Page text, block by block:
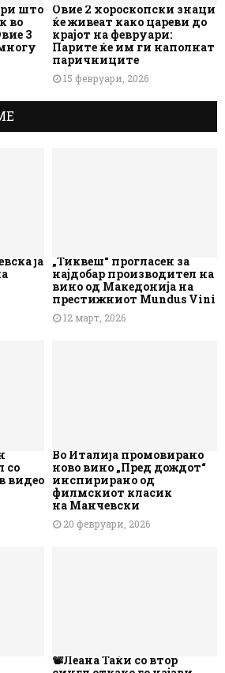
што
во
3
Овие 2 хороскопски знаци
ќе живеат како цареви до
крајот на февруари:
Парите ќе им ги наполнат
паричниците
15 февруари, 2026
ја
„Тиквеш“ прогласен за
најдобар производител на
вино од Македонија на
престижниот Mundus Vini
12 март, 2026
со
видео
Во Италија промовирано
ново вино „Пред дождот“
инспирирано од
филмскиот класик
на Манчевски
20 февруари, 2026
📽️Леана Таќи со втор